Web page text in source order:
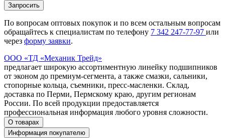
Запросить
По вопросам оптовых покупок и по всем остальным вопросам
обращайтесь к специалистам по телефону 7 342 247-77-97 или
через форму заявки.
ООО «ТД «Механик Трейд»
предлагает широкую ассортиментную линейку подшипников
от эконом до премиум-сегмента, а также смазки, сальники,
стопорные кольца, съемники, пресс-масленки. Склад,
доставка по Перми, Пермскому краю, другим регионам
России. По всей продукции предоставляется
профессиональная информация любого уровня сложности.
О товарах
Информация покупателю